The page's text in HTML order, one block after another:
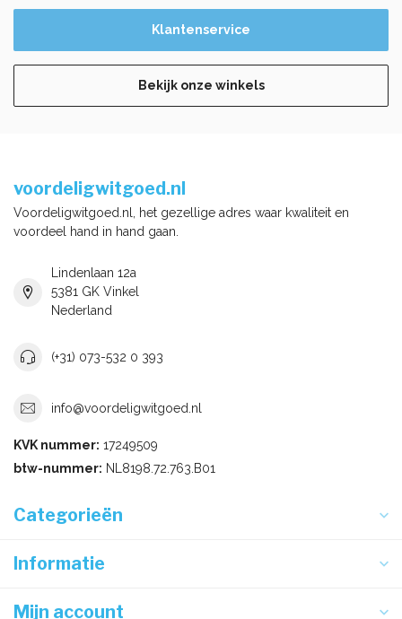
Klantenservice
Bekijk onze winkels
voordeligwitgoed.nl
Voordeligwitgoed.nl, het gezellige adres waar kwaliteit en
voordeel hand in hand gaan.
Lindenlaan 12a
5381 GK Vinkel
Nederland
(+31) 073-532 0 393
info@voordeligwitgoed.nl
KVK nummer: 17249509
btw-nummer: NL8198.72.763.B01
Categorieën
Informatie
Mijn account